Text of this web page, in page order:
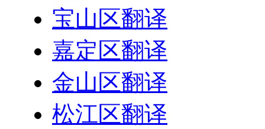
宝山区翻译
嘉定区翻译
金山区翻译
松江区翻译